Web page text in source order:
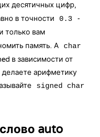
десятичных цифр,
в точности 0.3
-
только вам
память. А
char
в зависимости от
арифметику
signed char
auto